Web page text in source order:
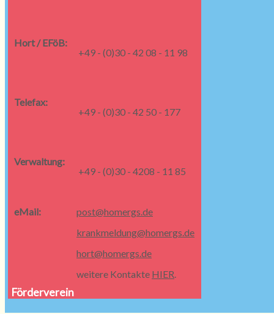
Hort / EFöB:
+49 - (0)30 - 42 08 - 11 98
Telefax:
+49 - (0)30 - 42 50 - 177
Verwaltung:
+49 - (0)30 - 4208 - 11 85
eMail:
post@homergs.de
krankmeldung@homergs.de
hort@homergs.de
weitere Kontakte HIER.
Förderverein